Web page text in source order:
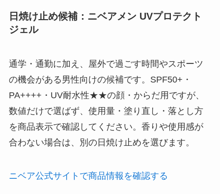
日焼け止め候補：ニベアメン UVプロテクト
ジェル
通学・通勤に加え、屋外で過ごす時間やスポーツ
の機会がある男性向けの候補です。SPF50+・
PA++++・UV耐水性★★の顔・からだ用ですが、
数値だけで選ばず、使用量・塗り直し・落とし方
を商品表示で確認してください。香りや使用感が
合わない場合は、別の日焼け止めを選びます。
ニベア公式サイトで商品情報を確認する